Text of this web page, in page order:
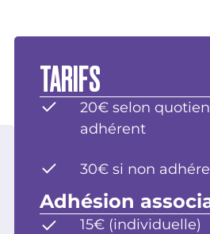
TARIFS
20€ selon
adhérent
30€ si non
Adhésion
15€ (individuelle)